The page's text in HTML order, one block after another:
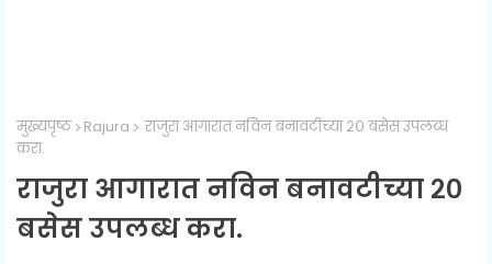
मुख्यपृष्ठ Rajura
राजुरा आगारात नविन बनावटीच्या २० बसेस उपलब्ध
करा.
राजुरा आगारात नविन बनावटीच्या २०
बसेस उपलब्ध करा.